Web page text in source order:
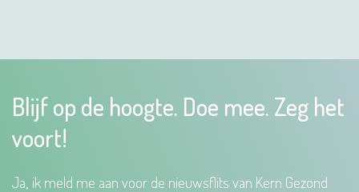
Blijf op de hoogte. Doe mee. Zeg het
voort!
Ja, ik meld me aan voor de nieuwsflits van Kern Gezond